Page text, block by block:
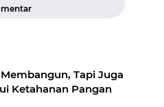
Tapi Juga
Ketahanan Pangan